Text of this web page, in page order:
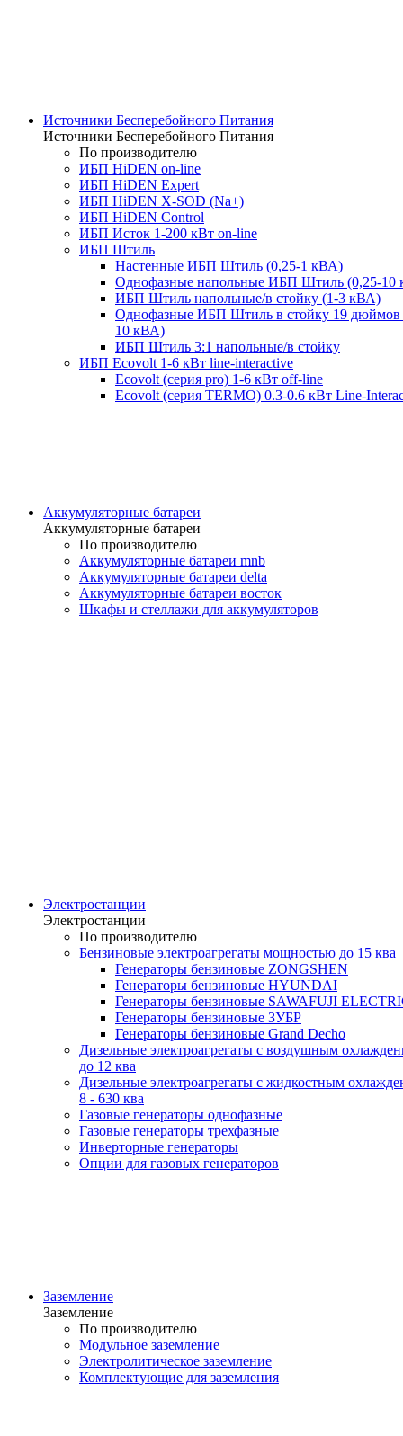
Источники Бесперебойного Питания
Источники Бесперебойного Питания
По производителю
ИБП HiDEN on-line
ИБП HiDEN Expert
ИБП HiDEN X-SOD (Na+)
ИБП HiDEN Control
ИБП Исток 1-200 кВт on-line
ИБП Штиль
Настенные ИБП Штиль (0,25-1 кВА)
Однофазные напольные ИБП Штиль (0,25-10
ИБП Штиль напольные/в стойку (1-3 кВА)
Однофазные ИБП Штиль в стойку 19 дюймов
10 кВА)
ИБП Штиль 3:1 напольные/в стойку
ИБП Ecovolt 1-6 кВт line-interactive
Ecovolt (серия pro) 1-6 кВт off-line
Ecovolt (серия TERMO) 0.3-0.6 кВт Line-
Аккумуляторные батареи
Аккумуляторные батареи
По производителю
Аккумуляторные батареи mnb
Аккумуляторные батареи delta
Аккумуляторные батареи восток
Шкафы и стеллажи для аккумуляторов
Электростанции
Электростанции
По производителю
Бензиновые электроагрегаты мощностью до 15 ква
Генераторы бензиновые ZONGSHEN
Генераторы бензиновые HYUNDAI
Генераторы бензиновые SAWAFUJI
Генераторы бензиновые ЗУБР
Генераторы бензиновые Grand Decho
Дизельные электроагрегаты с воздушным
до 12 ква
Дизельные электроагрегаты с жидкостным
8 - 630 ква
Газовые генераторы однофазные
Газовые генераторы трехфазные
Инверторные генераторы
Опции для газовых генераторов
Заземление
Заземление
По производителю
Модульное заземление
Электролитическое заземление
Комплектующие для заземления